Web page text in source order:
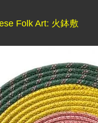
Folk Art: 火鉢敷